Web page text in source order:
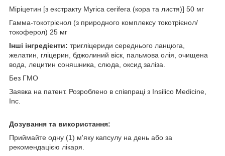
Міріцетин [з екстракту Myrica cerifera (кора та листя)] 50 мг
Гамма-токотрієнол (з природного комплексу токотрієнол/
токоферол) 25 мг
Інші інгредієнти: тригліцериди середнього ланцюга,
желатин, гліцерин, бджолиний віск, пальмова олія, очищена
вода, лецитин соняшника, слюда, оксид заліза.
Без ГМО
Заявка на патент. Розроблено в співпраці з Insilico Medicine,
Inc.
Дозування та використання:
Приймайте одну (1) м'яку капсулу на день або за
рекомендацією лікаря.